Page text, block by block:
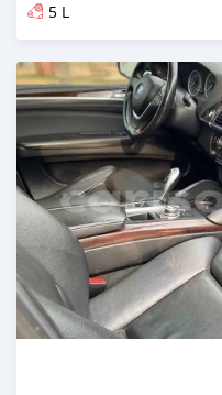
5 L
Publié il y a presque 4 ans